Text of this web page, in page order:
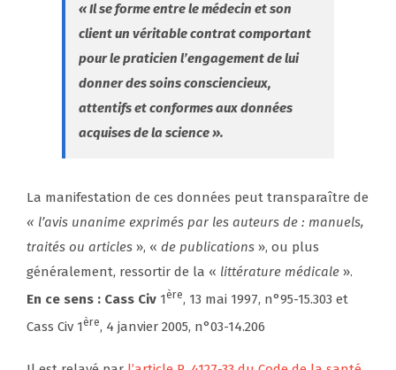
« Il se forme entre le médecin et son
client un véritable contrat comportant
pour le praticien l’engagement de lui
donner des soins consciencieux,
attentifs et conformes aux données
acquises de la science ».
La manifestation de ces données peut transparaître de
« l’avis unanime exprimés par les auteurs de : manuels,
traités ou articles », « de publications », ou plus
généralement, ressortir de la « littérature médicale ».
En ce sens : Cass Civ 1ère, 13 mai 1997, n°95-15.303 et
Cass Civ 1ère, 4 janvier 2005, n°03-14.206